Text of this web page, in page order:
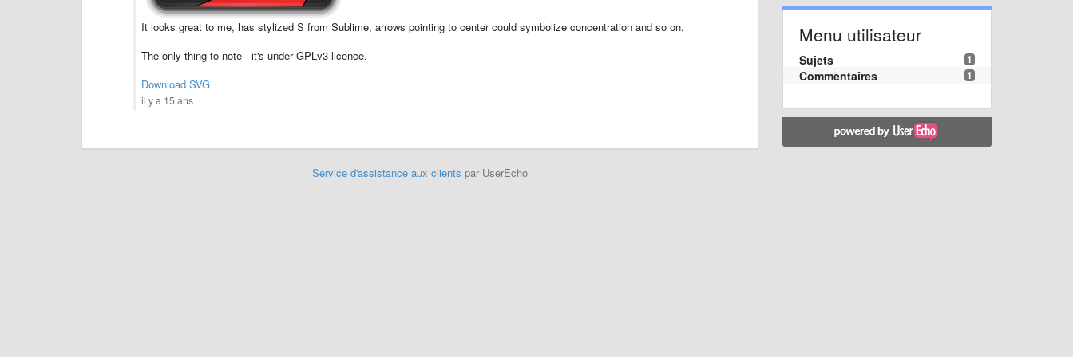
It looks great to me, has stylized S from Sublime, arrows pointing to center could symbolize concentration and so on.
The only thing to note - it's under GPLv3 licence.
Download SVG
il y a 15 ans
Service d'assistance aux clients par UserEcho
Menu utilisateur
1
Sujets
1
Commentaires